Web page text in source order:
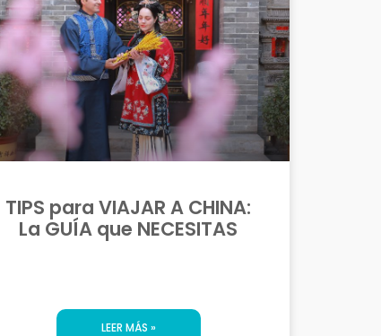
TIPS para VIAJAR A CHINA:
La GUÍA que NECESITAS
LEER MÁS »